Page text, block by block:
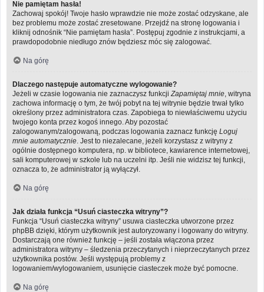
Nie pamiętam hasła!
Zachowaj spokój! Twoje hasło wprawdzie nie może zostać odzyskane, ale
bez problemu może zostać zresetowane. Przejdź na stronę logowania i
kliknij odnośnik “Nie pamiętam hasła”. Postępuj zgodnie z instrukcjami, a
prawdopodobnie niedługo znów będziesz móc się zalogować.
Na górę
Dlaczego następuje automatyczne wylogowanie?
Jeżeli w czasie logowania nie zaznaczysz funkcji Zapamiętaj mnie , witryna
zachowa informację o tym, że twój pobyt na tej witrynie będzie trwał tylko
określony przez administratora czas. Zapobiega to niewłaściwemu użyciu
twojego konta przez kogoś innego. Aby pozostać
zalogowanym/zalogowaną, podczas logowania zaznacz funkcję Loguj
mnie automatycznie . Jest to niezalecane, jeżeli korzystasz z witryny z
ogólnie dostępnego komputera, np. w bibliotece, kawiarence internetowej,
sali komputerowej w szkole lub na uczelni itp. Jeśli nie widzisz tej funkcji,
oznacza to, że administrator ją wyłączył.
Na górę
Jak działa funkcja “Usuń ciasteczka witryny”?
Funkcja “Usuń ciasteczka witryny” usuwa ciasteczka utworzone przez
phpBB dzięki, którym użytkownik jest autoryzowany i logowany do witryny.
Dostarczają one również funkcję – jeśli została włączona przez
administratora witryny – śledzenia przeczytanych i nieprzeczytanych przez
użytkownika postów. Jeśli występują problemy z
logowaniem/wylogowaniem, usunięcie ciasteczek może być pomocne.
Na górę